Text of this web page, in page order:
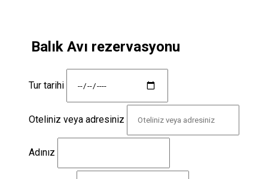
Balık Avı rezervasyonu
Tur tarihi
Oteliniz veya adresiniz
Adınız